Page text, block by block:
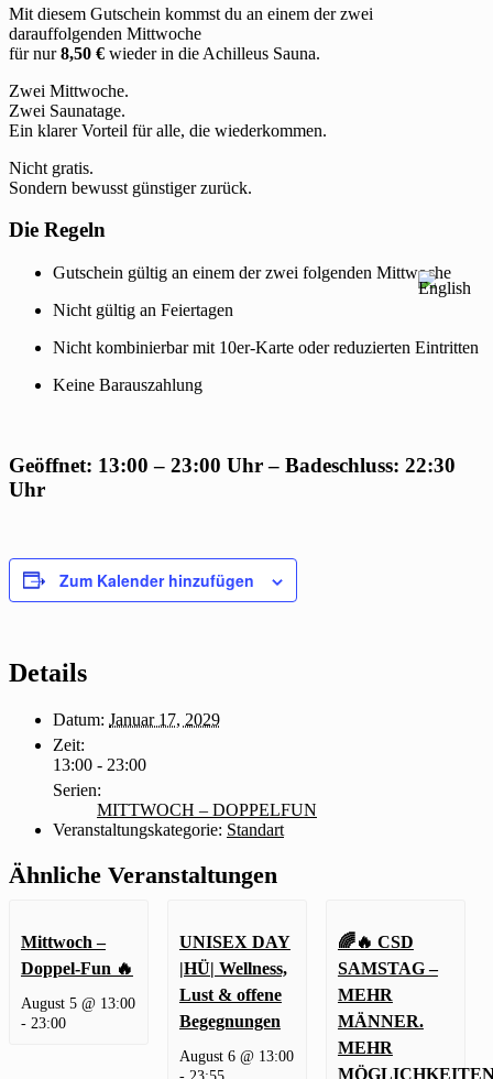
Mit diesem Gutschein kommst du an einem der zwei
darauffolgenden Mittwoche
für nur8,50 € wieder in die Achilleus Sauna.
Zwei Mittwoche.
Zwei Saunatage.
Ein klarer Vorteil für alle, die wiederkommen.
Nicht gratis.
Sondern bewusst günstiger zurück.
Die Regeln
Gutschein gültig an einem der zwei folgenden Mittwoche
Nicht gültig an Feiertagen
Nicht kombinierbar mit 10er-Karte oder reduzierten Eintritten
Keine Barauszahlung
Geöffnet: 13:00 – 23:00 Uhr – Badeschluss: 22:30
Uhr
Zum Kalender hinzufügen
Details
Datum: Januar 17, 2029
Zeit:
13:00 - 23:00
Serien:
MITTWOCH – DOPPELFUN
Veranstaltungskategorie: Standart
Ähnliche Veranstaltungen
Mittwoch –
Doppel-Fun 🔥
August 5 @ 13:00
- 23:00
UNISEX DAY
|HÜ| Wellness,
Lust & offene
Begegnungen
August 6 @ 13:00
🌈🔥 CSD
SAMSTAG –
MEHR
MÄNNER.
MEHR